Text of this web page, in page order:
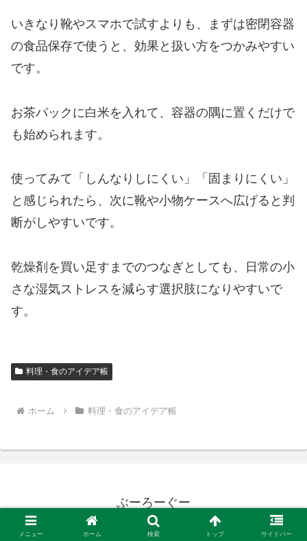
いきなり靴やスマホで試すよりも、まずは密閉容器
の食品保存で使うと、効果と扱い方をつかみやすい
です。
お茶パックに白米を入れて、容器の隅に置くだけで
も始められます。
使ってみて「しんなりしにくい」「固まりにくい」
と感じられたら、次に靴や小物ケースへ広げると判
断がしやすいです。
乾燥剤を買い足すまでのつなぎとしても、日常の小
さな湿気ストレスを減らす選択肢になりやすいで
す。
料理・食のアイデア帳
ホーム 料理・食のアイデア帳
ぶーろーぐー
© 2025 ぶーろーぐー.
メニュー ホーム 検索 トップ サイドバー